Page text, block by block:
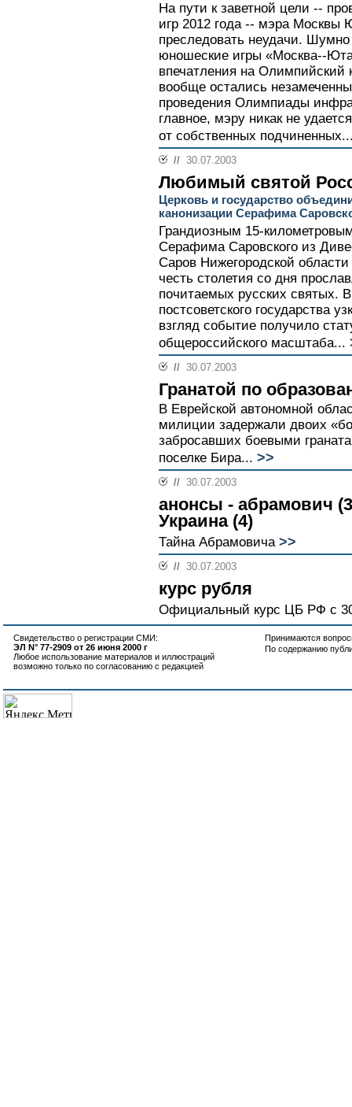
На пути к заветной цели --
игр 2012 года -- мэра Москвы
преследовать неудачи.
юношеские игры «Москва--
впечатления на Олимпийский
вообще остались
проведения Олимпиады
главное, мэру никак не
от собственных
// 30.07.2003
Любимый святой
Церковь и государство
канонизации Серафима
Грандиозным 15-
Серафима Саровского из
Саров Нижегородской
честь столетия со дня
почитаемых русских святых.
постсоветского государства
взгляд событие получило
общероссийского масштаба...
// 30.07.2003
Гранатой по
В Еврейской автономной
милиции задержали двоих
забросавших боевыми
поселке Бира... >>
// 30.07.2003
анонсы - абрамович
Украина (4)
Тайна Абрамовича >>
// 30.07.2003
курс рубля
Официальный курс ЦБ РФ с
Свидетельство о регистрации СМИ:
ЭЛ N° 77-2909 от 26 июня 2000 г
Любое использование материалов и иллюстраций
возможно только по согласованию с редакцией
Принимаются
По содержанию